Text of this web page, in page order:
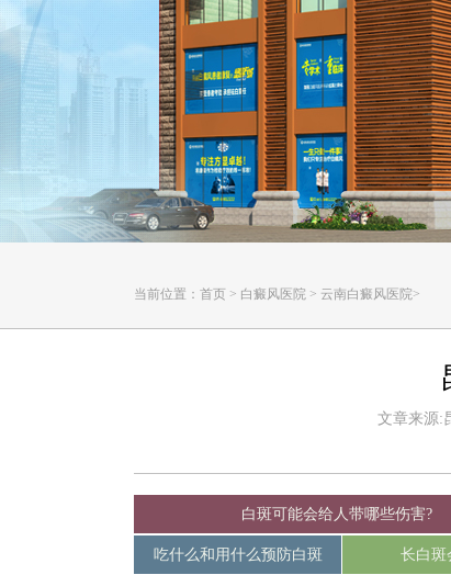
当前位置： 首页 > 白癜风医院 > 云南白癜风医院>
文章来源:
白斑可能会给人带哪些伤害?
吃什么和用什么预防白斑 长白斑